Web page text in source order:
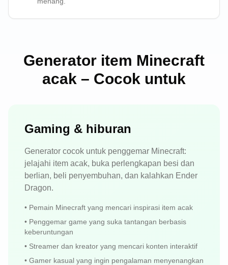
Generator item Minecraft
acak – Cocok untuk
Gaming & hiburan
Generator cocok untuk penggemar Minecraft:
jelajahi item acak, buka perlengkapan besi dan
berlian, beli penyembuhan, dan kalahkan Ender
Dragon.
• Pemain Minecraft yang mencari inspirasi item acak
• Penggemar game yang suka tantangan berbasis
keberuntungan
• Streamer dan kreator yang mencari konten interaktif
• Gamer kasual yang ingin pengalaman menyenangkan